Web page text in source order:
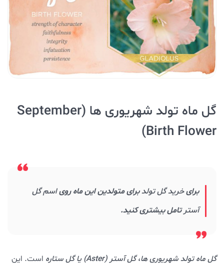
گل ماه تولد شهریوری ها (September
Birth Flower)
برایخرید گل تولدبرای متولدین این ماه رویاسم گل
آسترتامل بیشتری کنید.
گل ماه تولد شهریوری ها، گل آستر (Aster) یا گل ستاره
است. این